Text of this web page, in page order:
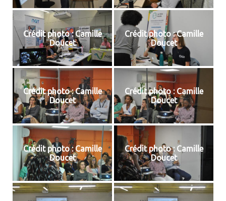
Crédit photo : Camille
Doucet
Crédit photo : Camille
Doucet
Crédit photo : Camille
Doucet
Crédit photo : Camille
Doucet
Crédit photo : Camille
Doucet
Crédit photo : Camille
Doucet